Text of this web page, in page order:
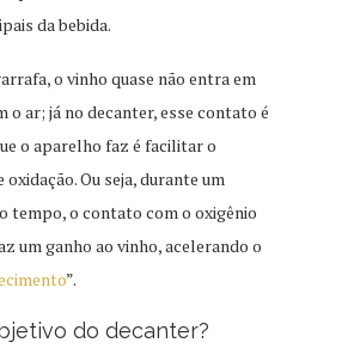
da bebida.
o vinho quase não entra em
o ar; já no decanter, esse contato é
o aparelho faz é facilitar o
oxidação. Ou seja, durante um
tempo, o contato com o oxigênio
um ganho ao vinho, acelerando o
”.
do decanter?